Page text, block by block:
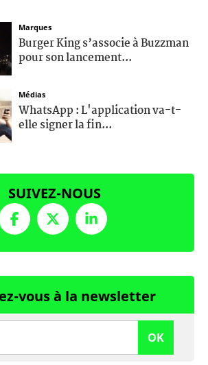
Marques
Burger King s’associe à Buzzman
pour son lancement...
Médias
WhatsApp : L'application va-t-
elle signer la fin...
SUIVEZ-NOUS
vous à la newsletter
OK